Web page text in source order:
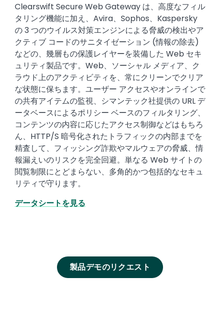
Clearswift Secure Web Gateway は、高度なフィル
タリング機能に加え、Avira、Sophos、Kaspersky
の 3 つのウイルス対策エンジンによる脅威の検出やア
クティブ コードのサニタイゼーション (情報の除去)
などの、幾層もの保護レイヤーを装備した Web セキ
ュリティ製品です。Web、ソーシャル メディア、ク
ラウド上のアクティビティを、常にクリーンでクリア
な状態に保ちます。ユーザー アクセスやオンラインで
の共有アイテムの監視、シマンテック社提供の URL デ
ータベースによるポリシー ベースのフィルタリング、
コンテンツの内容に応じたアクセス制御などはもちろ
ん、HTTP/S 暗号化されたトラフィックの内部までを
精査して、フィッシング詐欺やマルウェアの脅威、情
報漏えいのリスクを完全回避。単なる Web サイトの
閲覧制限にとどまらない、多角的かつ包括的なセキュ
リティで守ります。
データシートを見る
製品デモのリクエスト